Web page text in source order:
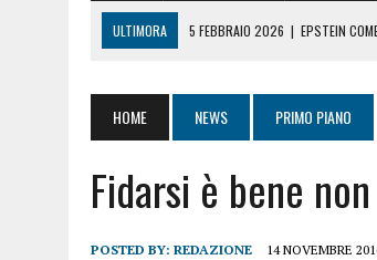
ULTIMORA 5 FEBBRAIO 2026 | EPSTEIN
29 AGOSTO 2024 | LE PRESSIONI DELLA CASA
22 GIUGNO 2026
SOPRA LE NOSTRE TESTE:
HOME NEWS PRIMO PIANO
Fidarsi è bene
POSTED BY: REDAZIONE 14 NOVEMBRE